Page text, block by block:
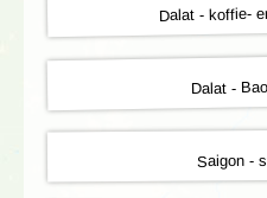
Dalat - koffie-
Dalat -
Saigon -